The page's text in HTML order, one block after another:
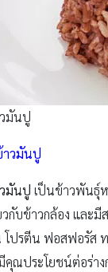
มันปู
าวมันปู
มันปู เป็นข้าวพันธุ์
วกับข้าวกล้อง และ
โปรตีน ฟอสฟอรัส
คุณประโยชน์ต่อร่า